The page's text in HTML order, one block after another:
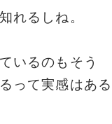
れるしね。
いるのもそう
って実感はある